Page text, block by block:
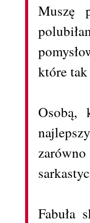
Muszę
które
Osobą,
Fabuła